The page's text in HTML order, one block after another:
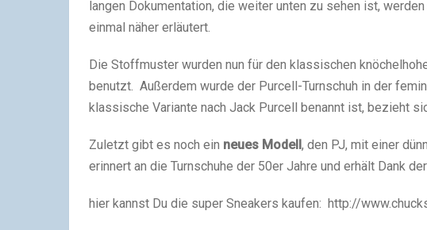
langen Dokumentation, die weiter unten zu sehen ist,
einmal näher erläutert.
Die Stoffmuster wurden nun für den klassischen
benutzt. Außerdem wurde der Purcell-Turnschuh in der
klassische Variante nach Jack Purcell benannt ist, bezieht
Zuletzt gibt es noch ein neues Modell, den PJ, mit einer
erinnert an die Turnschuhe der 50er Jahre und erhält Dank
hier kannst Du die super Sneakers kaufen: http://